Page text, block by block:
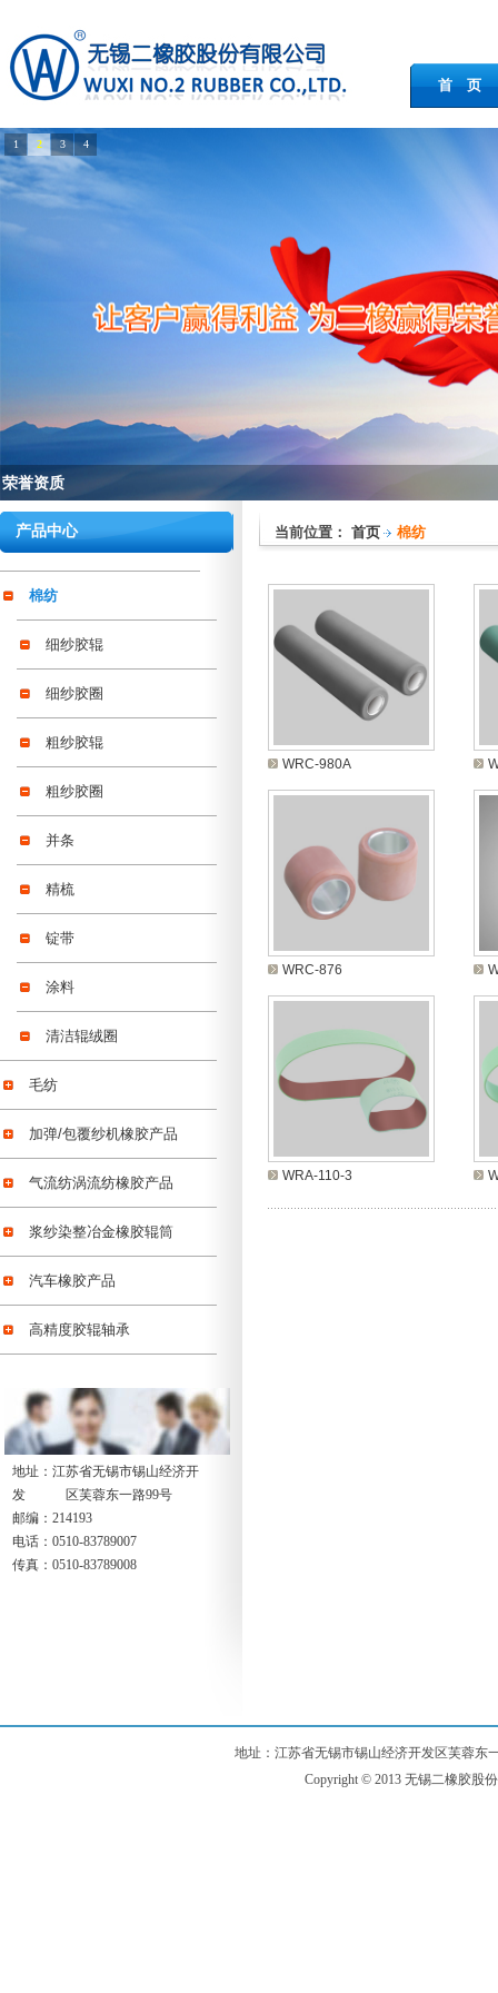
首 页
荣誉资质
1 2 3 4
产品中心
棉纺
细纱胶辊
细纱胶圈
粗纱胶辊
粗纱胶圈
并条
精梳
锭带
涂料
清洁辊绒圈
毛纺
加弹/包覆纱机橡胶产品
气流纺涡流纺橡胶产品
浆纱染整冶金橡胶辊筒
汽车橡胶产品
高精度胶辊轴承
地址：江苏省无锡市锡山经济开
发 区芙蓉东一路99号
邮编：214193
电话：0510-83789007
传真：0510-83789008
当前位置： 首页 棉纺
WRC-980A
WRC-876
WRA-110-3
地址：江苏省无锡市锡山经济开发区芙蓉东
Copyright © 2013 无锡二橡胶股